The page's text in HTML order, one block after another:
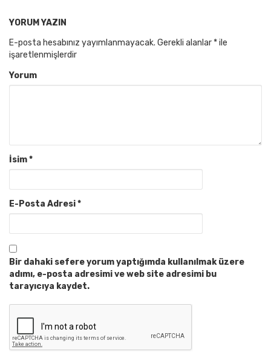
YORUM YAZIN
E-posta hesabınız yayımlanmayacak. Gerekli alanlar *ile
işaretlenmişlerdir
Yorum
İsim*
E-Posta Adresi*
Bir dahaki sefere yorum yaptığımda kullanılmak üzere
adımı, e-posta adresimi ve web site adresimi bu
tarayıcıya kaydet.